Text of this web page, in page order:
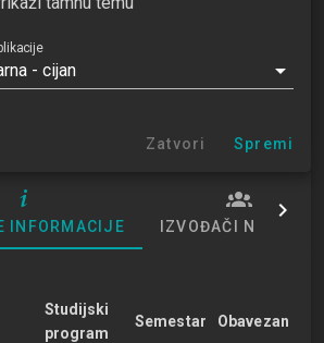
i primijenjene osnove informacijskih
znanosti
RI
INFORMACIJE IZVOĐAČI NASTAVE
Studijski
program
Semestar Obavezan
- cijan
Zatvori Spremi